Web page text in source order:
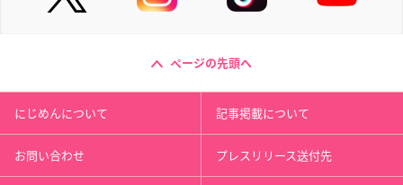
ページの先頭へ
にじめんについて 記事掲載について
お問い合わせ プレスリリース送付先